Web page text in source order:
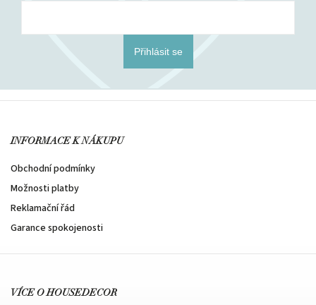
Přihlásit se
INFORMACE K NÁKUPU
Obchodní podmínky
Možnosti platby
Reklamační řád
Garance spokojenosti
VÍCE O HOUSEDECOR